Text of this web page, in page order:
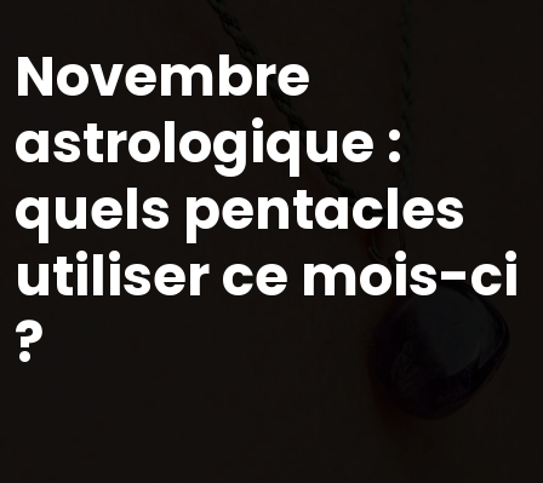
Novembre
astrologique :
quels pentacles
utiliser ce mois-ci
?